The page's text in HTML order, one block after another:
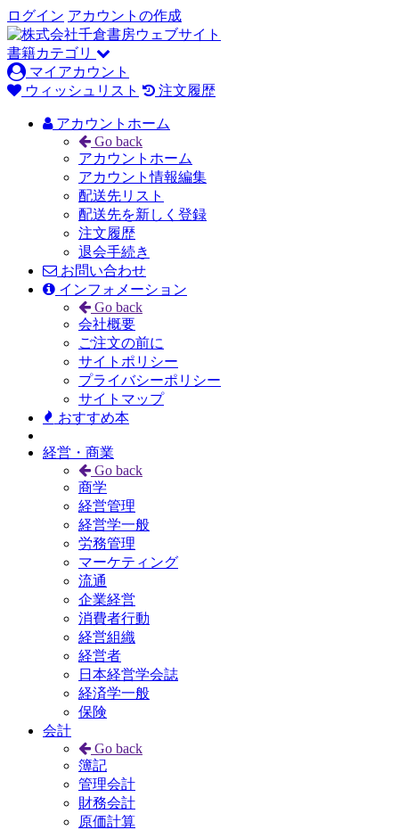
ログイン アカウントの作成
書籍カテゴリ
マイアカウント
ウィッシュリスト
注文履歴
アカウントホーム
Go back
アカウントホーム
アカウント情報編集
配送先リスト
配送先を新しく登録
注文履歴
退会手続き
お問い合わせ
インフォメーション
Go back
会社概要
ご注文の前に
サイトポリシー
プライバシーポリシー
サイトマップ
おすすめ本
経営・商業
Go back
商学
経営管理
経営学一般
労務管理
マーケティング
流通
企業経営
消費者行動
経営組織
経営者
日本経営学会誌
経済学一般
保険
会計
Go back
簿記
管理会計
財務会計
原価計算